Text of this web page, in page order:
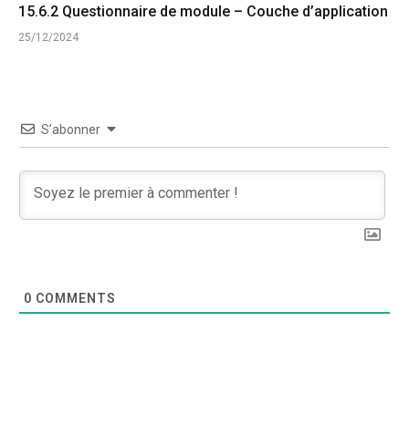
15.6.2 Questionnaire de module – Couche d’application
25/12/2024
S’abonner
0 COMMENTS